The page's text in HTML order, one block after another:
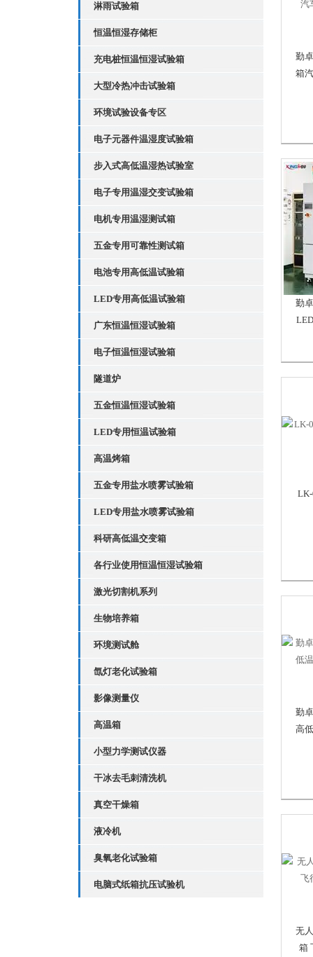
淋雨试验箱
恒温恒湿存储柜
充电桩恒温恒湿试验箱
大型冷热冲击试验箱
环境试验设备专区
电子元器件温湿度试验箱
步入式高低温湿热试验室
电子专用温湿交变试验箱
电机专用温湿测试箱
五金专用可靠性测试箱
电池专用高低温试验箱
LED专用高低温试验箱
广东恒温恒湿试验箱
电子恒温恒湿试验箱
隧道炉
五金恒温恒湿试验箱
LED专用恒温试验箱
高温烤箱
五金专用盐水喷雾试验箱
LED专用盐水喷雾试验箱
科研高低温交变箱
各行业使用恒温恒湿试验箱
激光切割机系列
生物培养箱
环境测试舱
氙灯老化试验箱
影像测量仪
高温箱
小型力学测试仪器
干冰去毛刺清洗机
真空干燥箱
液冷机
臭氧老化试验箱
电脑式纸箱抗压试验机
勤
箱
勤
勤
高
无
箱